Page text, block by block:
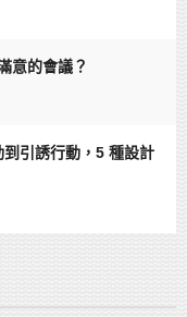
意的會議？
引誘行動，5 種設計